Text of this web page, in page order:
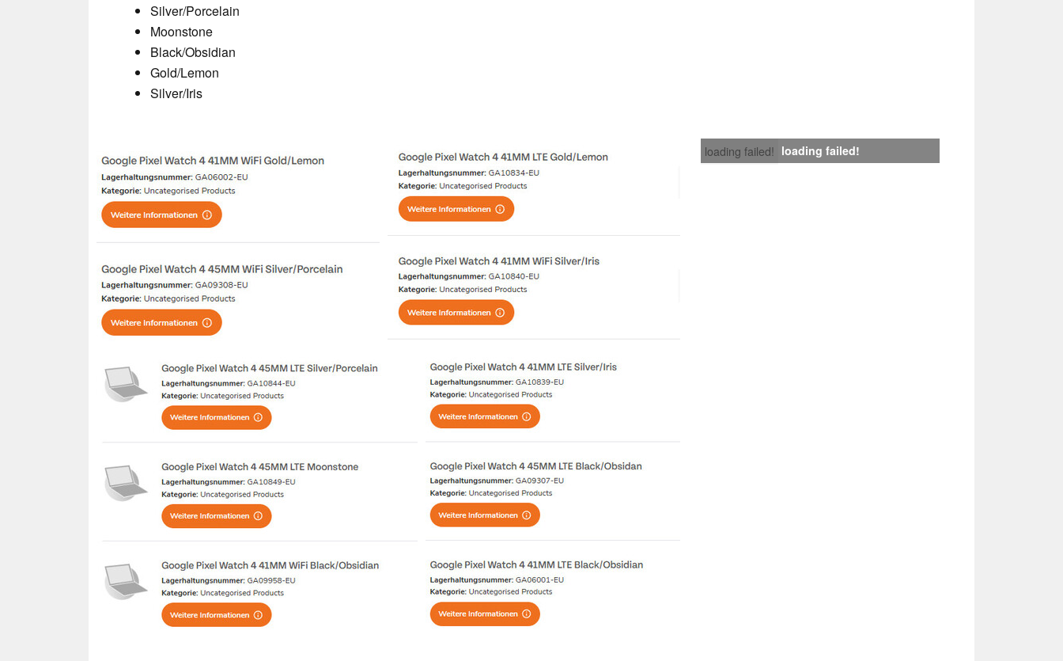
Silver/Porcelain
Moonstone
Black/Obsidian
Gold/Lemon
Silver/Iris
loading failed! loading failed!